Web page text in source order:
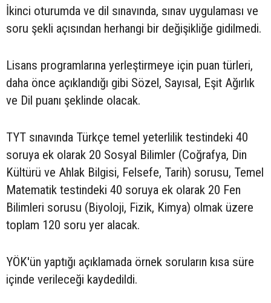
İkinci oturumda ve dil sınavında, sınav uygulaması ve
soru şekli açısından herhangi bir değişikliğe gidilmedi.
Lisans programlarına yerleştirmeye için puan türleri,
daha önce açıklandığı gibi Sözel, Sayısal, Eşit Ağırlık
ve Dil puanı şeklinde olacak.
TYT sınavında Türkçe temel yeterlilik testindeki 40
soruya ek olarak 20 Sosyal Bilimler (Coğrafya, Din
Kültürü ve Ahlak Bilgisi, Felsefe, Tarih) sorusu, Temel
Matematik testindeki 40 soruya ek olarak 20 Fen
Bilimleri sorusu (Biyoloji, Fizik, Kimya) olmak üzere
toplam 120 soru yer alacak.
YÖK'ün yaptığı açıklamada örnek soruların kısa süre
içinde verileceği kaydedildi.